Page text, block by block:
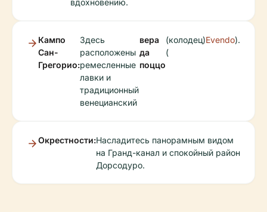
вдохновению.
Кампо
Сан-
Грегорио:
Здесь
расположены
ремесленные
лавки и
традиционный
венецианский
вера
да
поццо
(колодец)
(
Evendo).
Окрестности:Насладитесь панорамным видом
на Гранд-канал и спокойный район
Дорсодуро.